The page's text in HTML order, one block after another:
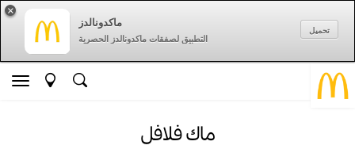
ماكدونالدز
التطبيق لصفقات ماكدونالدز الحصرية
تحميل
×
ماك فلافل